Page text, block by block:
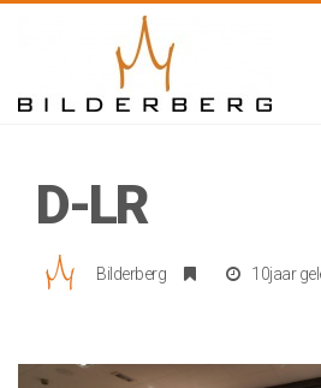
D-LR
Bilderberg 10jaar